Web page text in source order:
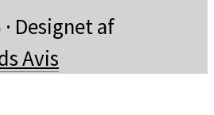
Designet af
Avis